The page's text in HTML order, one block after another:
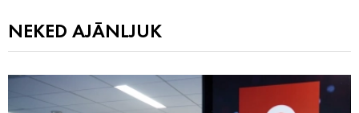
NEKED AJÁNLJUK